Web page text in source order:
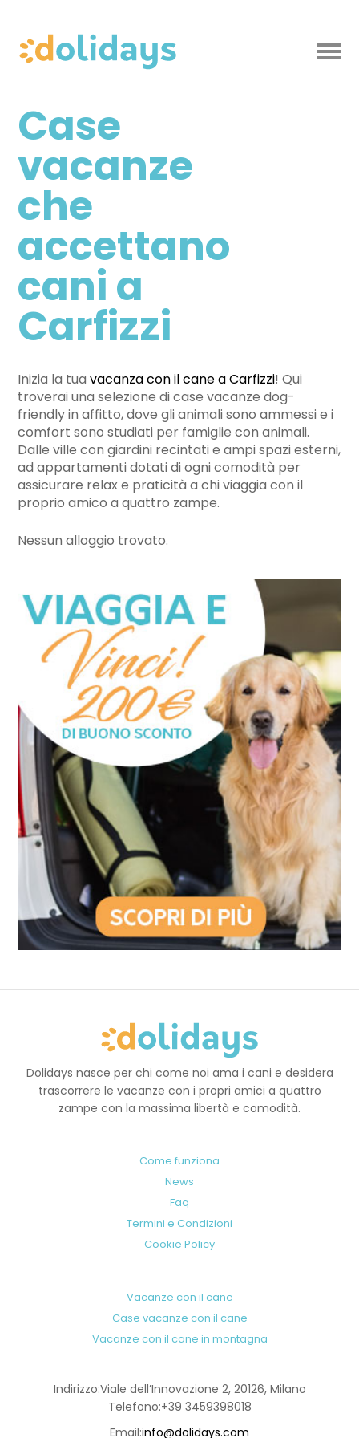
Case
vacanze
che
accettano
cani a
Carfizzi
Inizia la tuavacanza con il cane a Carfizzi! Qui
troverai una selezione di case vacanze dog-
friendly in affitto, dove gli animali sono ammessi e i
comfort sono studiati per famiglie con animali.
Dalle ville con giardini recintati e ampi spazi esterni,
ad appartamenti dotati di ogni comodità per
assicurare relax e praticità a chi viaggia con il
proprio amico a quattro zampe.
Nessun alloggio trovato.
Dolidays nasce per chi come noi ama i cani e desidera
trascorrere le vacanze con i propri amici a quattro
zampe con la massima libertà e comodità.
Come funziona
News
Faq
Termini e Condizioni
Cookie Policy
Vacanze con il cane
Case vacanze con il cane
Vacanze con il cane in montagna
Indirizzo:Viale dell’Innovazione 2, 20126, Milano
Telefono:+39 3459398018
Email:info@dolidays.com